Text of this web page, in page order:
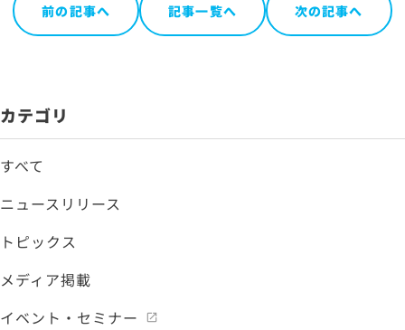
前の記事へ 記事一覧へ 次の記事へ
カテゴリ
すべて
ニュースリリース
トピックス
メディア掲載
イベント・セミナー